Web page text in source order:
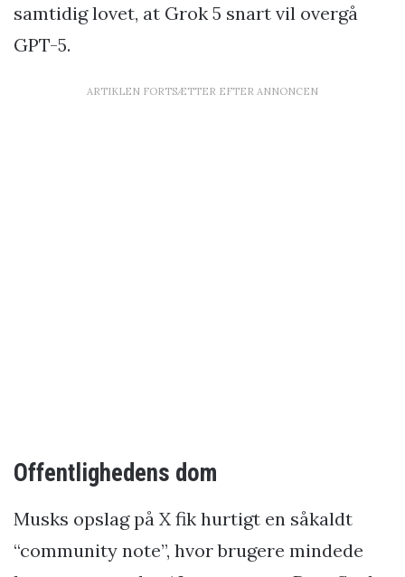
samtidig lovet, at Grok 5 snart vil overgå
GPT-5.
ARTIKLEN FORTSÆTTER EFTER ANNONCEN
Offentlighedens dom
Musks opslag på X fik hurtigt en såkaldt
“community note”, hvor brugere mindede